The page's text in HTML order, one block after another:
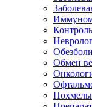
Обмен